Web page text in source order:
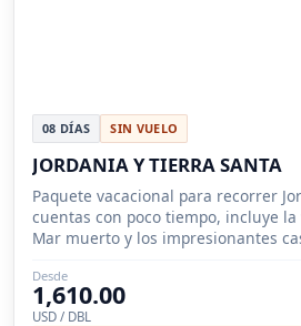
08 DÍAS SIN VUELO
JORDANIA Y TIERRA SANTA
Paquete vacacional para recorrer
cuentas con poco tiempo, incluye
Mar muerto y los impresionantes
Desde
1,610.00
USD / DBL